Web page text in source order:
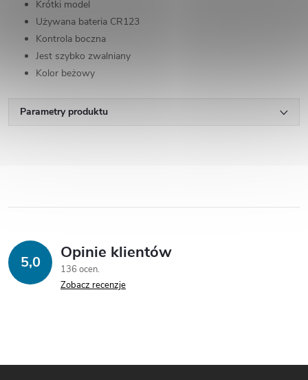
Krótki model
Używana bateria CR123
Kontrola boczna
Jest szybko zwalniany
Kolor beżowy
Parametry produktu
5,0 Opinie klientów
136 ocen
Zobacz recenzje